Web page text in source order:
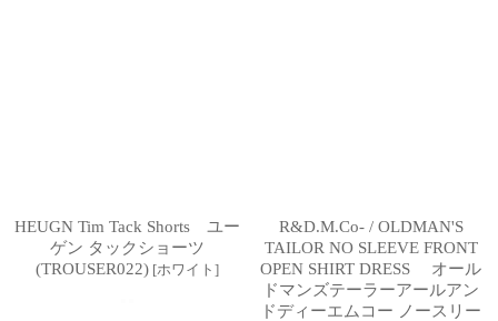
HEUGN Tim Tack Shorts ユー
ゲン タックショーツ
(TROUSER022) [ホワイト ]
R&D.M.Co- / OLDMAN'S
TAILOR NO SLEEVE FRONT
OPEN SHIRT DRESS オール
ドマンズテーラーアールアン
ドディーエムコー ノースリー